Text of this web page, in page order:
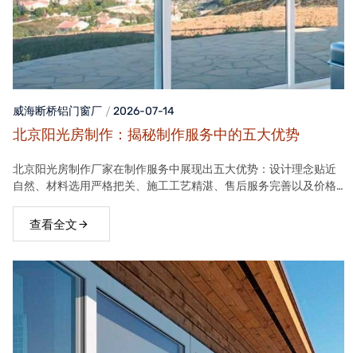
威海断桥铝门窗厂 2026-07-14
北京阳光房制作：揭秘制作服务中的五大优势
北京阳光房制作厂家在制作服务中展现出五大优势：设计理念贴近
自然、材料选用严格把关、施工工艺精湛、售后服务完善以及价格
查看全文